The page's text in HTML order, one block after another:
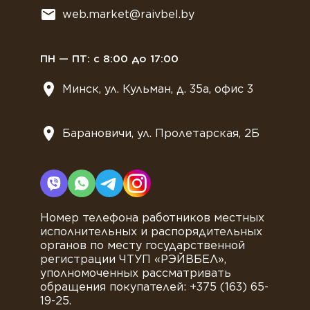
web.market@raivbel.by
ПН — ПТ: с 8:00 до 17:00
Минск, ул. Кульман, д. 35а, офис 3
Барановичи, ул. Пролетарская, 2Б
Номер телефона работников местных
исполнительных и распорядительных
органов по месту государственной
регистрации ЧТУП «РЭЙВБЕЛ»,
уполномоченных рассматривать
обращения покупателей: +375 (163) 65-
19-25.